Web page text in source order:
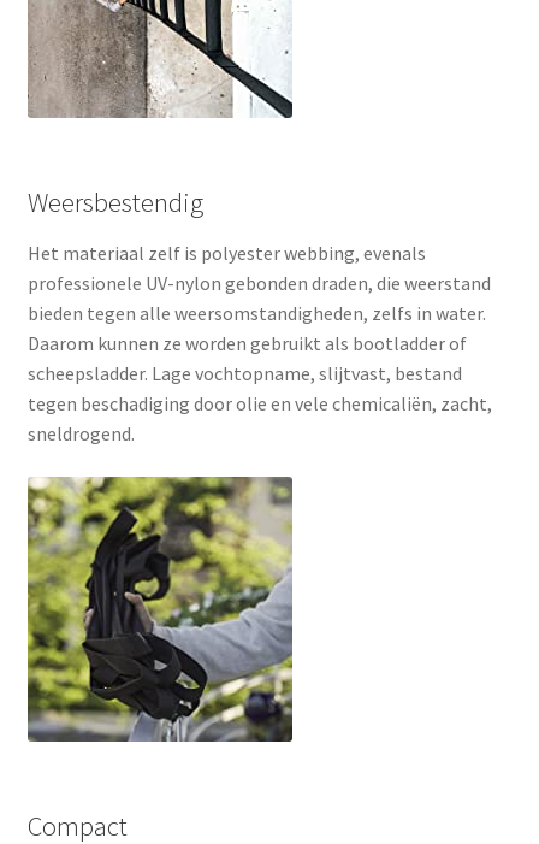
Weersbestendig
Het materiaal zelf is polyester webbing, evenals
professionele UV-nylon gebonden draden, die weerstand
bieden tegen alle weersomstandigheden, zelfs in water.
Daarom kunnen ze worden gebruikt als bootladder of
scheepsladder. Lage vochtopname, slijtvast, bestand
tegen beschadiging door olie en vele chemicaliën, zacht,
sneldrogend.
Compact